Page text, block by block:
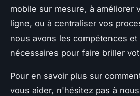
mobile sur mesure, à améliorer
ligne, ou à centraliser vos
nous avons les compétences et
nécessaires pour faire briller
Pour en savoir plus sur
vous aider, n'hésitez pas à